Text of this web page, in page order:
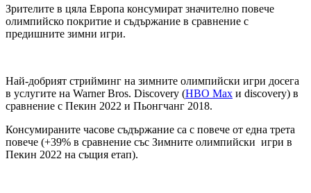
Зрителите в цяла Европа консумират значително повече
олимпийско покритие и съдържание в сравнение с
предишните зимни игри.
Най-добрият стрийминг на зимните олимпийски игри досега
в услугите на Warner Bros. Discovery (HBO Max и discovery) в
сравнение с Пекин 2022 и Пьонгчанг 2018.
Консумираните часове съдържание са с повече от една трета
повече (+39% в сравнение със Зимните олимпийски игри в
Пекин 2022 на същия етап).